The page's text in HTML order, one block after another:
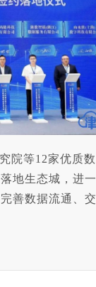
院等12家优质数
地生态城，进一
善数据流通、交